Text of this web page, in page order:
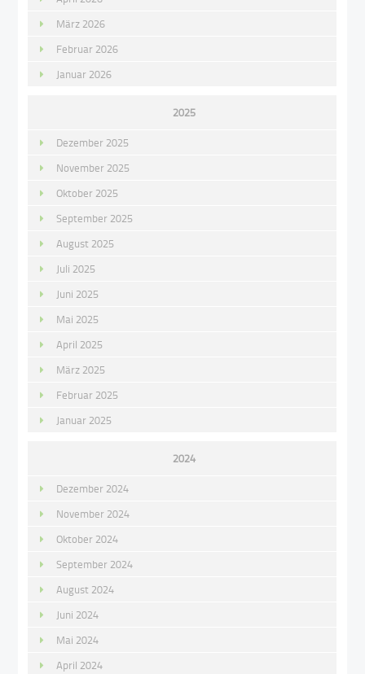
März 2026
Februar 2026
Januar 2026
2025
Dezember 2025
November 2025
Oktober 2025
September 2025
August 2025
Juli 2025
Juni 2025
Mai 2025
April 2025
März 2025
Februar 2025
Januar 2025
2024
Dezember 2024
November 2024
Oktober 2024
September 2024
August 2024
Juni 2024
Mai 2024
April 2024